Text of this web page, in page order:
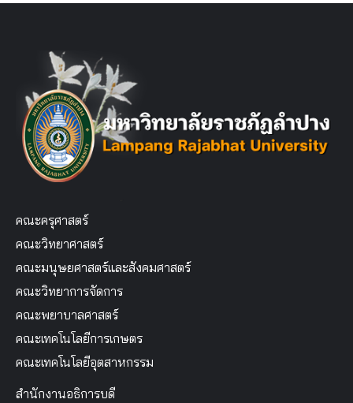
คณะครุศาสตร์
คณะวิทยาศาสตร์
คณะมนุษยศาสตร์และสังคมศาสตร์
คณะวิทยาการจัดการ
คณะพยาบาลศาสตร์
คณะเทคโนโลยีการเกษตร
คณะเทคโนโลยีอุตสาหกรรม
สำนักงานอธิการบดี